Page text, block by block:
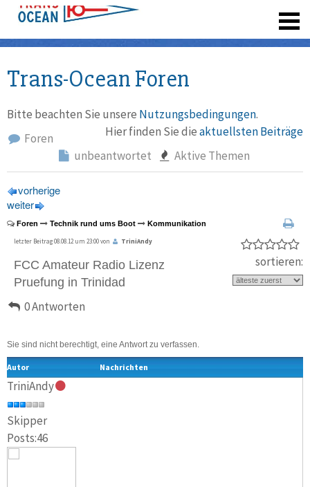
Trans-Ocean Foren
Bitte beachten Sie unsere Nutzungsbedingungen.
Hier finden Sie dieaktuellsten Beiträge
Foren
unbeantwortet
Aktive Themen
vorherige
weiter
Foren Technik rund ums Boot Kommunikation
letzter Beitrag 08.08.12 um 23:00 von TriniAndy
FCC Amateur Radio Lizenz
Pruefung in Trinidad
0 Antworten
sortieren:
Sie sind nicht berechtigt, eine Antwort zu verfassen.
Autor Nachrichten
TriniAndy
Skipper
Posts:46